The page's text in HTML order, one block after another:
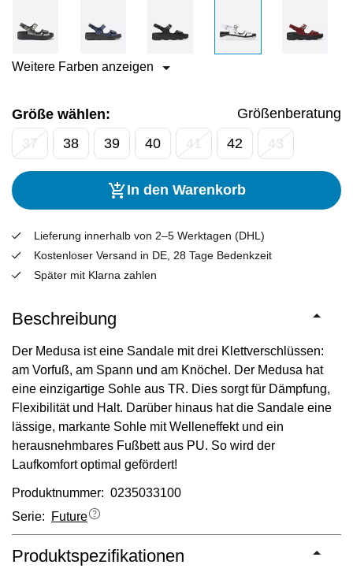
Weitere Farben anzeigen
Größe wählen:
Größenberatung
37
38 39 40 41 42 43
In den Warenkorb
Lieferung innerhalb von 2–5 Werktagen (DHL)
Kostenloser Versand in DE, 28 Tage Bedenkzeit
Später mit Klarna zahlen
Beschreibung
Der Medusa ist eine Sandale mit drei Klettverschlüssen:
am Vorfuß, am Spann und am Knöchel. Der Medusa hat
eine einzigartige Sohle aus TR. Dies sorgt für Dämpfung,
Flexibilität und Halt. Darüber hinaus hat die Sandale eine
lässige, markante Sohle mit Welleneffekt und ein
herausnehmbares Fußbett aus PU. So wird der
Laufkomfort optimal gefördert!
Produktnummer: 0235033100
Serie:
Future
Produktspezifikationen